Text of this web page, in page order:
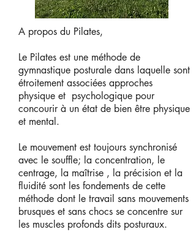
A propos du Pilates,
Le Pilates est une méthode de
gymnastique posturale dans laquelle sont
étroitement associées approches
physique et psychologique pour
concourir à un état de bien être physique
et mental.
Le mouvement est toujours synchronisé
avec le souffle; la concentration, le
centrage, la maîtrise , la précision et la
fluidité sont les fondements de cette
méthode dont le travail sans mouvements
brusques et sans chocs se concentre sur
les muscles profonds dits posturaux.